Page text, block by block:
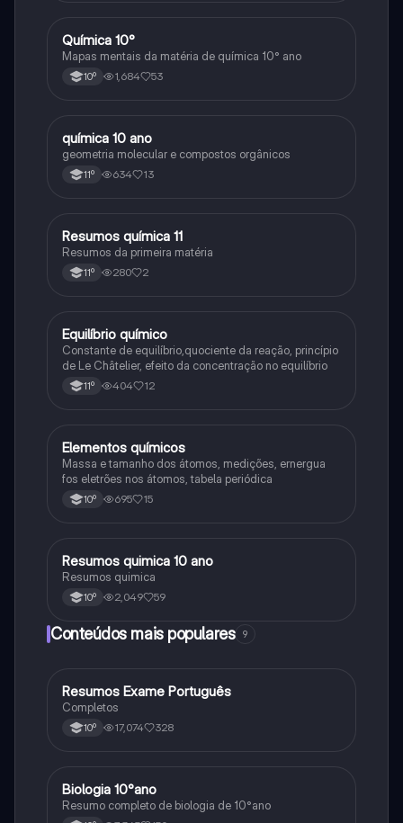
Química
Química 10°
Mapas mentais da matéria de química 10° ano
10º 1,684 53
Química
química 10 ano
geometria molecular e compostos orgânicos
11º 634 13
Química
Resumos química 11
Resumos da primeira matéria
11º 280 2
Química
Equilíbrio químico
Constante de equilíbrio,quociente da reação, princípio
de Le Châtelier, efeito da concentração no equilíbrio
11º 404 12
Química
Elementos químicos
Massa e tamanho dos átomos, medições, ernergua
fos eletrões nos átomos, tabela periódica
10º 695 15
Química
Resumos quimica 10 ano
Resumos quimica
10º 2,049 59
Conteúdos mais populares 9
Português
Resumos Exame Português
Completos
10º 17,074 328
Biologia
Biologia 10°ano
Resumo completo de biologia de 10°ano